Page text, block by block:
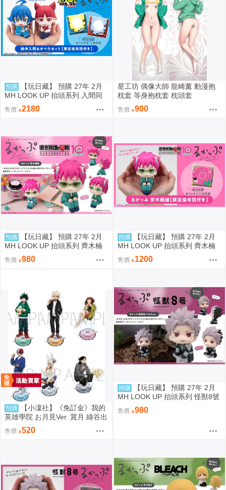
預購
【玩日藏】 預購 27年 2月
MH LOOK UP 抬頭系列 入間同
學入魔了 鈴木入間 Iruma Suzuki
& 歐佩拉 抬頭公仔 特典 代理版
售價 2180
星工坊 偶像大師 龍崎薰 動漫抱
枕套 等身抱枕套 枕頭套
售價 900
預購
【玩日藏】 預購 27年 2月
MH LOOK UP 抬頭系列 齊木楠
雄的災難 齊木楠雄 抬頭公仔 代
理版
售價 980
預購
【玩日藏】 預購 27年 2月
MH LOOK UP 抬頭系列 齊木楠
雄的災難 齊木楠雄 抬頭公仔 特
典 代理版
售價 1200
預購
【小凜社】《免訂金》我的
英雄學院 お月見Ver. 賞月 綠谷出
久 爆豪勝己 麗日御茶子 轟焦凍
壓克力立牌 資料夾 貼紙
售價 520
預購
【玩日藏】 預購 27年 2月
MH LOOK UP 抬頭系列 怪獸8號
鳴海弦 戰鬥版 認真 Motivated 抬
頭公仔 代理版
售價 980